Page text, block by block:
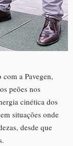
a Pavegen,
peões nos
cinética dos
situações onde
desde que